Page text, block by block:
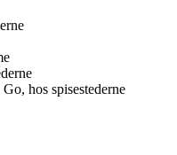
hos spisestederne